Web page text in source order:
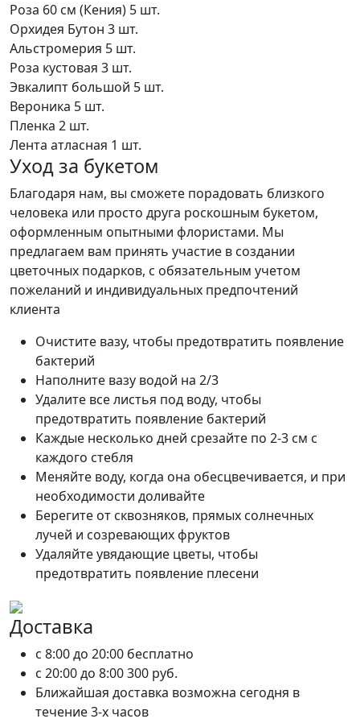
Роза 60 см (Кения) 5 шт.
Орхидея Бутон 3 шт.
Альстромерия 5 шт.
Роза кустовая 3 шт.
Эвкалипт большой 5 шт.
Вероника 5 шт.
Пленка 2 шт.
Лента атласная 1 шт.
Уход за букетом
Благодаря нам, вы сможете порадовать близкого
человека или просто друга роскошным букетом,
оформленным опытными флористами. Мы
предлагаем вам принять участие в создании
цветочных подарков, с обязательным учетом
пожеланий и индивидуальных предпочтений
клиента
Очистите вазу, чтобы предотвратить появление
бактерий
Наполните вазу водой на 2/3
Удалите все листья под воду, чтобы
предотвратить появление бактерий
Каждые несколько дней срезайте по 2-3 см с
каждого стебля
Меняйте воду, когда она обесцвечивается, и при
необходимости доливайте
Берегите от сквозняков, прямых солнечных
лучей и созревающих фруктов
Удаляйте увядающие цветы, чтобы
предотвратить появление плесени
Доставка
c 8:00 до 20:00 бесплатно
c 20:00 до 8:00300 руб.
Ближайшая доставка возможна сегодня в
течение 3-х часов